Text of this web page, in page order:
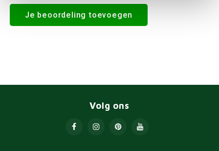
Je beoordeling toevoegen
Volg ons